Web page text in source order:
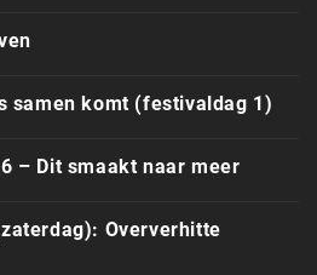
samen komt (festivaldag 1)
– Dit smaakt naar meer
Oververhitte